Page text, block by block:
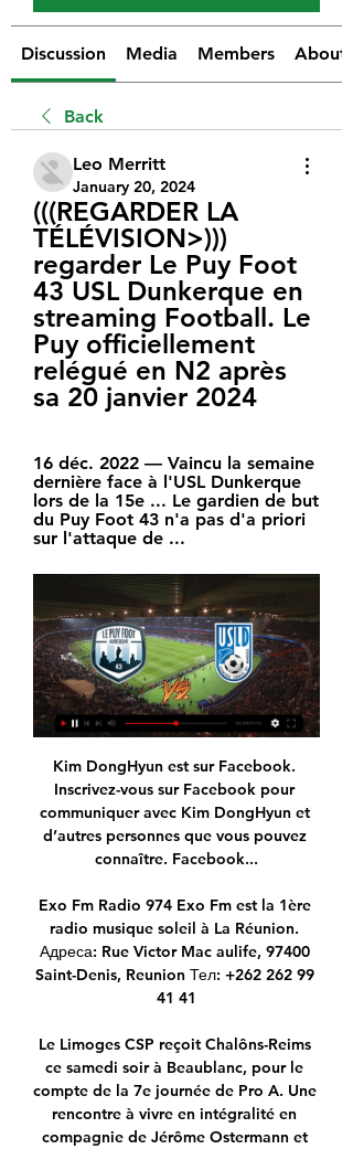
Discussion Media Members About
Back
Leo Merritt
January 20, 2024
(((REGARDER LA
TÉLÉVISION>)))
regarder Le Puy Foot
43 USL Dunkerque en
streaming Football. Le
Puy officiellement
relégué en N2 après
sa 20 janvier 2024
16 déc. 2022 — Vaincu la semaine
dernière face à l'USL Dunkerque
lors de la 15e ... Le gardien de but
du Puy Foot 43 n'a pas d'a priori
sur l'attaque de ...
Kim DongHyun est sur Facebook.
Inscrivez-vous sur Facebook pour
communiquer avec Kim DongHyun et
d’autres personnes que vous pouvez
connaître. Facebook...
Exo Fm Radio 974 Exo Fm est la 1ère
radio musique soleil à La Réunion.
Адреса: Rue Victor Mac aulife, 97400
Saint-Denis, Reunion Тел: +262 262 99
41 41
Le Limoges CSP reçoit Chalôns-Reims
ce samedi soir à Beaublanc, pour le
compte de la 7e journée de Pro A. Une
rencontre à vivre en intégralité en
compagnie de Jérôme Ostermann et